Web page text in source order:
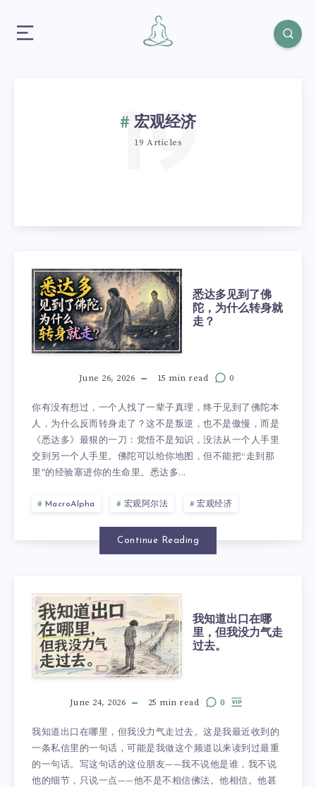
宏观经济
19 Articles
19
悉达多见到了佛
陀，为什么转身就
走？
June 26, 2026 15 min read 0
你有没有想过，一个人找了一辈子真理，终于见到了佛陀本
人，为什么反而转身走了？这不是叛逆，也不是傲慢，而是
《悉达多》最狠的一刀：觉悟不是知识，没法从一个人手里
交到另一个人手里。佛陀可以给你地图，但不能把“走到那
里”的经验塞进你的生命里。悉达多...
MacroAlpha 宏观阿尔法 宏观经济
Continue Reading
我知道出口在哪
里，但我没力气走
过去。
June 24, 2026 25 min read 0
我知道出口在哪里，但我没力气走过去。这是我最近收到的
一条私信里的一句话，可能是我做这个频道以来读到过最重
的一句话。写这句话的这位朋友——我不说他是谁，我不说
他的细节，只说一点——他不是不相信佛法。他相信。他甚